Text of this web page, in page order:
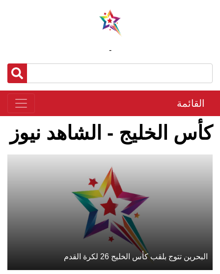
-
القائمة
كأس الخليج - الشاهد نيوز
البحرين تتوج بلقب كأس الخليج 26 لكرة القدم